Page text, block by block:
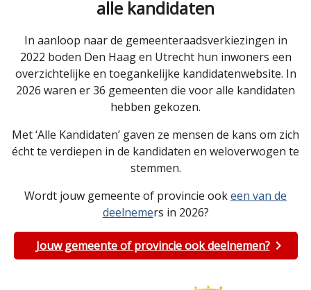
alle kandidaten
In aanloop naar de gemeenteraadsverkiezingen in
2022 boden Den Haag en Utrecht hun inwoners een
overzichtelijke en toegankelijke kandidatenwebsite. In
2026 waren er 36 gemeenten die voor alle kandidaten
hebben gekozen.
Met ‘Alle Kandidaten’ gaven ze mensen de kans om zich
écht te verdiepen in de kandidaten en weloverwogen te
stemmen.
Wordt jouw gemeente of provincie ookeen van de
deelnemers in 2026?
Jouw gemeente of provincie ook deelnemen?